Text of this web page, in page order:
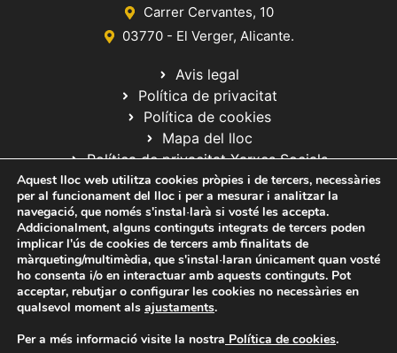
Carrer Cervantes, 10
03770 - El Verger, Alicante.
Avis legal
Política de privacitat
Política de cookies
Mapa del lloc
Política de privacitat Xarxes Socials
© 2020 Web desarrollada por el Servicio de Informática de Diputación
de Alicante
Aquest lloc web utilitza cookies pròpies i de tercers, necessàries
per al funcionament del lloc i per a mesurar i analitzar la
navegació, que només s'instal·larà si vosté les accepta.
Addicionalment, alguns continguts integrats de tercers poden
implicar l'ús de cookies de tercers amb finalitats de
màrqueting/multimèdia, que s'instal·laran únicament quan vosté
ho consenta i/o en interactuar amb aquests continguts. Pot
acceptar, rebutjar o configurar les cookies no necessàries en
qualsevol moment als ajustaments.
Per a més informació visite la nostra Política de cookies.